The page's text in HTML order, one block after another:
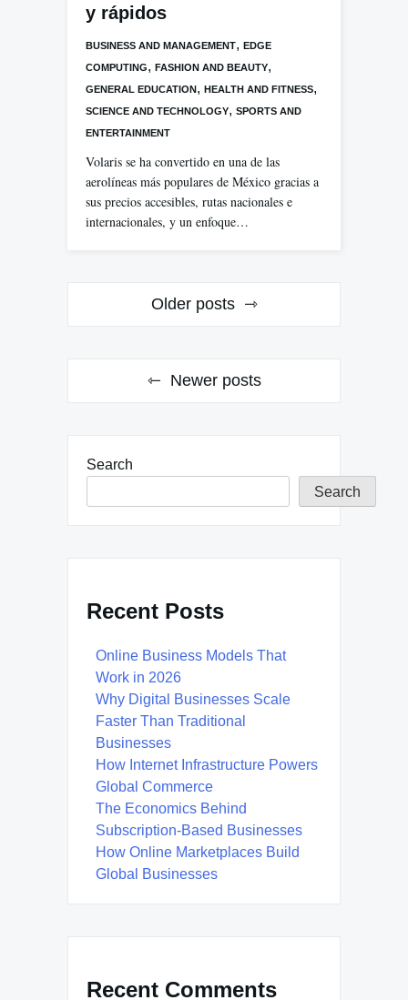
y rápidos
BUSINESS AND MANAGEMENT, EDGE
COMPUTING, FASHION AND BEAUTY,
GENERAL EDUCATION, HEALTH AND FITNESS,
SCIENCE AND TECHNOLOGY, SPORTS AND
ENTERTAINMENT
Volaris se ha convertido en una de las
aerolíneas más populares de México gracias a
sus precios accesibles, rutas nacionales e
internacionales, y un enfoque…
Older posts
Newer posts
Search
Search
Recent Posts
Online Business Models That
Work in 2026
Why Digital Businesses Scale
Faster Than Traditional
Businesses
How Internet Infrastructure Powers
Global Commerce
The Economics Behind
Subscription-Based Businesses
How Online Marketplaces Build
Global Businesses
Recent Comments